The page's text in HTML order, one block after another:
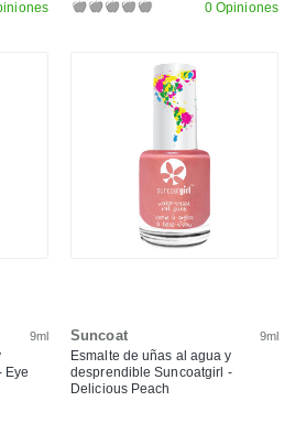
0 Opiniones
9ml
Eye
Suncoat 9ml
Esmalte de uñas al agua y
desprendible Suncoatgirl -
Delicious Peach